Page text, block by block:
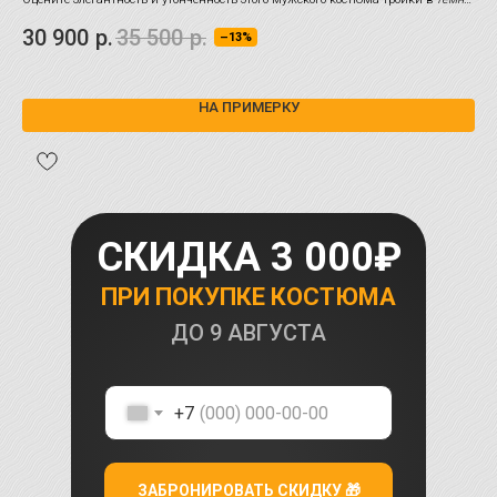
30 900 р.35 500 р. –13%
НА ПРИМЕРКУ
ПРИ ПОКУПКЕ КОСТЮМА
СКИДКА 3 000₽
ДО 9 АВГУСТА
+7
ЗАБРОНИРОВАТЬ СКИДКУ 🎁